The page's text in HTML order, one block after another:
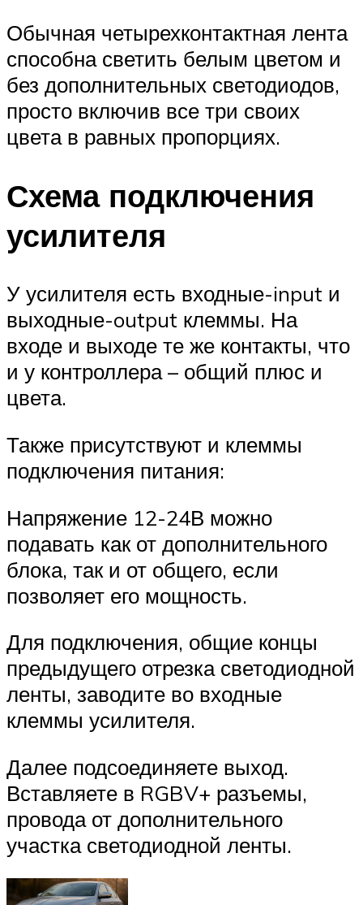
Обычная четырехконтактная лента
способна светить белым цветом и
без дополнительных светодиодов,
просто включив все три своих
цвета в равных пропорциях.
Схема подключения
усилителя
У усилителя есть входные-input и
выходные-output клеммы. На
входе и выходе те же контакты, что
и у контроллера – общий плюс и
цвета.
Также присутствуют и клеммы
подключения питания:
Напряжение 12-24В можно
подавать как от дополнительного
блока, так и от общего, если
позволяет его мощность.
Для подключения, общие концы
предыдущего отрезка светодиодной
ленты, заводите во входные
клеммы усилителя.
Далее подсоединяете выход.
Вставляете в RGBV+ разъемы,
провода от дополнительного
участка светодиодной ленты.